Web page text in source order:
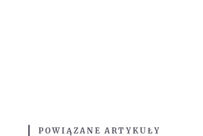
POWIĄZANE ARTYKUŁY